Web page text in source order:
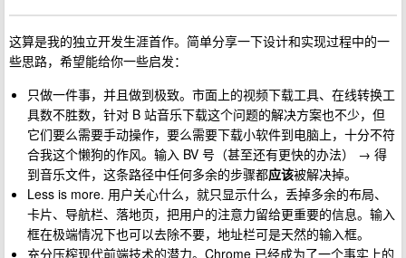
这算是我的独立开发生涯首作。简单分享一下设计和实现过程中的一
些思路，希望能给你一些启发：
只做一件事，并且做到极致。市面上的视频下载工具、在线转换工
具数不胜数，针对 B 站音乐下载这个问题的解决方案也不少，但
它们要么需要手动操作，要么需要下载小软件到电脑上，十分不符
合我这个懒狗的作风。输入 BV 号（甚至还有更快的办法） → 得
到音乐文件，这条路径中任何多余的步骤都应该被解决掉。
Less is more. 用户关心什么，就只显示什么，丢掉多余的布局、
卡片、导航栏、落地页，把用户的注意力留给更重要的信息。输入
框在极端情况下也可以去除不要，地址栏可是天然的输入框。
充分压榨现代前端技术的潜力。Chrome 已经成为了一个事实上的